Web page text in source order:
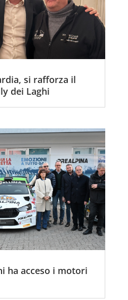
si rafforza il
dei Laghi
ha acceso i motori